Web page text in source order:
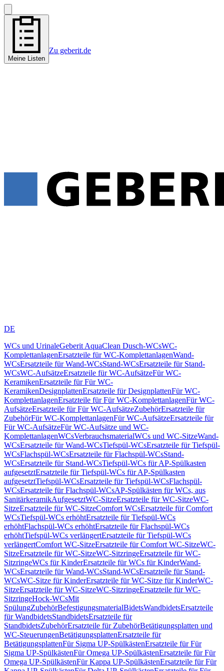
Meine Listen
Zu geberit.de
DE
WCs und UrinaleGeberit AquaClean Dusch-WCsWC-
KomplettanlagenErsatzteile für WC-KomplettanlagenWand-
WCsErsatzteile für Wand-WCsStand-WCsErsatzteile für Stand-
WCsWC-AufsätzeErsatzteile für WC-AufsätzeFür WC-
KeramikenErsatzteile für Für WC-
KeramikenDesignplattenErsatzteile für DesignplattenFür WC-
KomplettanlagenErsatzteile für Für WC-KomplettanlagenFür WC-
AufsätzeErsatzteile für Für WC-AufsätzeZubehörErsatzteile für
ZubehörFür WC-KomplettanlagenFür WC-AufsätzeErsatzteile für
Für WC-AufsätzeFür WC-Aufsätze und WC-
KomplettanlagenWCsVerbrauchsmaterialWCs und WC-SitzeWand-
WCsErsatzteile für Wand-WCsTiefspül-WCsErsatzteile für Tiefspül-
WCsFlachspül-WCsErsatzteile für Flachspül-WCsStand-
WCsErsatzteile für Stand-WCsTiefspül-WCs für AP-Spülkasten
aufgesetztErsatzteile für Tiefspül-WCs für AP-Spülkasten
aufgesetztTiefspül-WCsErsatzteile für Tiefspül-WCsFlachspül-
WCsErsatzteile für Flachspül-WCsAP-Spülkästen für WCs, aus
SanitärkeramikAufgesetztWC-SitzeErsatzteile für WC-SitzeWC-
SitzeErsatzteile für WC-SitzeComfort WCsErsatzteile für Comfort
WCsTiefspül-WCs erhöhtErsatzteile für Tiefspül-WCs
erhöhtFlachspül-WCs erhöhtErsatzteile für Flachspül-WCs
erhöhtTiefspül-WCs verlängertErsatzteile für Tiefspül-WCs
verlängertComfort WC-SitzeErsatzteile für Comfort WC-SitzeWC-
SitzeErsatzteile für WC-SitzeWC-SitzringeErsatzteile für WC-
SitzringeWCs für KinderErsatzteile für WCs für KinderWand-
WCsErsatzteile für Wand-WCsStand-WCsErsatzteile für Stand-
WCsWC-Sitze für KinderErsatzteile für WC-Sitze für KinderWC-
SitzeErsatzteile für WC-SitzeWC-SitzringeErsatzteile für WC-
SitzringeHock-WCsMit
SpülungZubehörBefestigungsmaterialBidetsWandbidetsErsatzteile
für WandbidetsStandbidetsErsatzteile für
StandbidetsZubehörErsatzteile für ZubehörBetätigungsplatten und
WC-SteuerungenBetätigungsplattenErsatzteile für
BetätigungsplattenFür Sigma UP-SpülkästenErsatzteile für Für
Sigma UP-SpülkästenFür Omega UP-SpülkästenErsatzteile für Für
Omega UP-SpülkästenFür Kappa UP-SpülkästenErsatzteile für Für